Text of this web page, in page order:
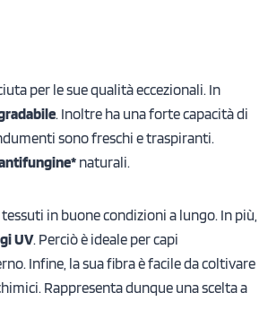
per le sue qualità eccezionali. In
. Inoltre ha unaforte capacità di
sono freschi e traspiranti.
naturali.
in buone condizioni a lungo. In più,
UV. Perciò è ideale per capi
Infine, la sua fibra è facile da coltivare
Rappresenta dunque una scelta a